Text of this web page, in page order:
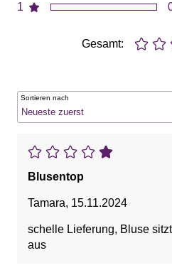
1
Gesamt:
Sortieren nach
Blusentop
Tamara, 15.11.2024
schelle Lieferung, Bluse
aus